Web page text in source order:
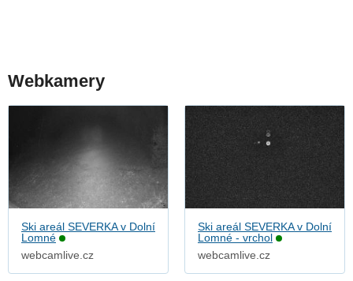
Webkamery
Ski areál SEVERKA v Dolní
Lomné
webcamlive.cz
Ski areál SEVERKA v Dolní
Lomné - vrchol
webcamlive.cz